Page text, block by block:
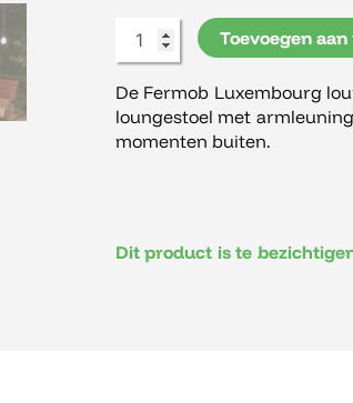
Toevoegen
De Fermob Luxembourg
loungestoel met
momenten buiten.
Dit product is te